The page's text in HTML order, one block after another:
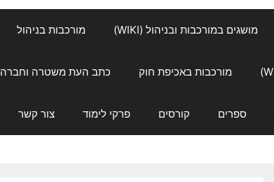
מושגים במורכבות ובניהול (WIKI) מורכבות בניהול
מורכבות באכיפת חוק כתב העת משטרה וחברה
ספרים קורסים פרקי לימוד צור קשר